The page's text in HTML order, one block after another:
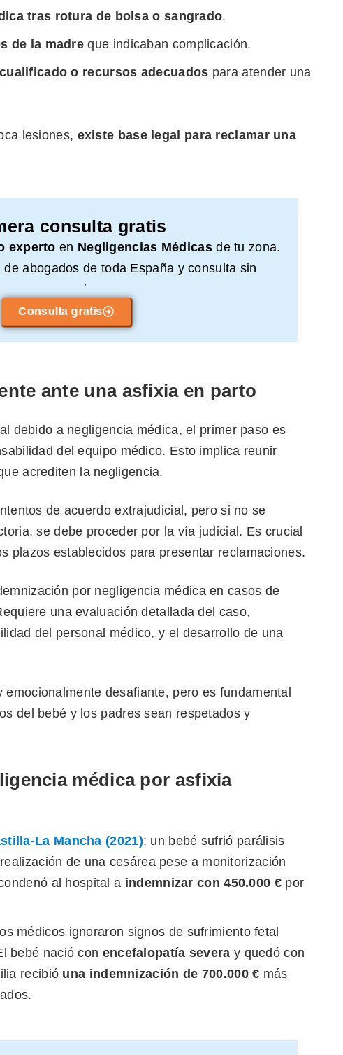
tras rotura de bolsa o sangrado.
de la madre que indicaban complicación.
o recursos adecuados para atender una
lesiones, existe base legal para reclamar una
consulta gratis
experto en Negligencias Médicasde tu zona.
abogados de toda España y consulta sin
compromiso.
Consulta gratis
ante una asfixia en parto
debido a negligencia médica, el primer paso es
del equipo médico. Esto implica reunir
acrediten la negligencia.
de acuerdo extrajudicial, pero si no se
se debe proceder por la vía judicial. Es crucial
plazos establecidos para presentar reclamaciones.
por negligencia médica en casos de
una evaluación detallada del caso,
del personal médico, y el desarrollo de una
desafiante, pero es fundamental
del bebé y los padres sean respetados y
médica por asfixia
La Mancha (2021): un bebé sufrió parálisis
de una cesárea pese a monitorización
al hospital a indemnizar con 450.000 €por
médicos ignoraron signos de sufrimiento fetal
bebé nació con encefalopatía severa y quedó con
recibió una indemnización de 700.000 € más